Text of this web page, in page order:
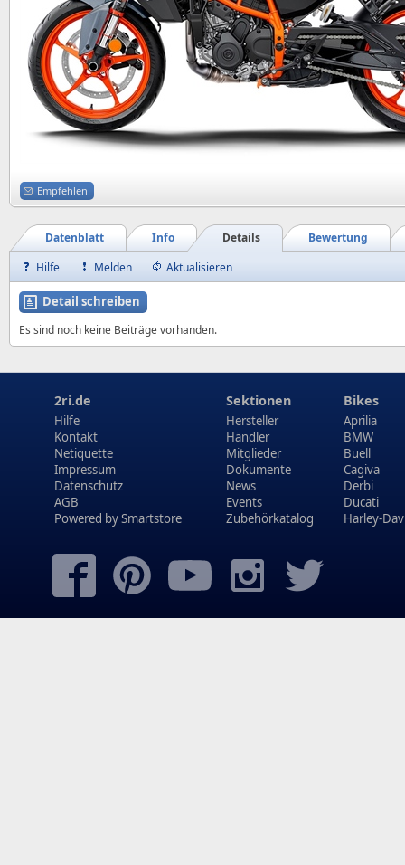
Empfehlen
Bewertung
Details
Info
Datenblatt
Hilfe
Melden Aktualisieren
Detail schreiben
Es sind noch keine Beiträge vorhanden.
2ri.de
Hilfe
Kontakt
Netiquette
Impressum
Datenschutz
AGB
Powered bySmartstore
Sektionen
Hersteller
Händler
Mitglieder
Dokumente
News
Events
Zubehörkatalog
Bikes
Aprilia
BMW
Buell
Cagiva
Derbi
Ducati
Harley-